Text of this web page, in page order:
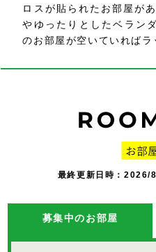
ロスが貼られたお部屋が
やゆったりとしたベラン
のお部屋が空いていれば
最終更新日時：2026/
募集中のお部屋